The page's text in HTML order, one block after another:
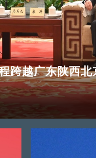
跨越广东陕西